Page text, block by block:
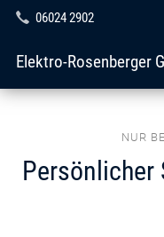
06024 2902
Elektro-Rosenberger
NUR
Persönlicher